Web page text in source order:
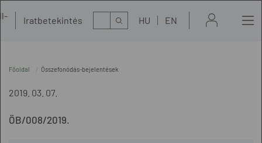
Iratbetekintés Kereső HU EN
Főoldal Összefonódás-bejelentések
2019. 03. 07.
ÖB/008/2019.